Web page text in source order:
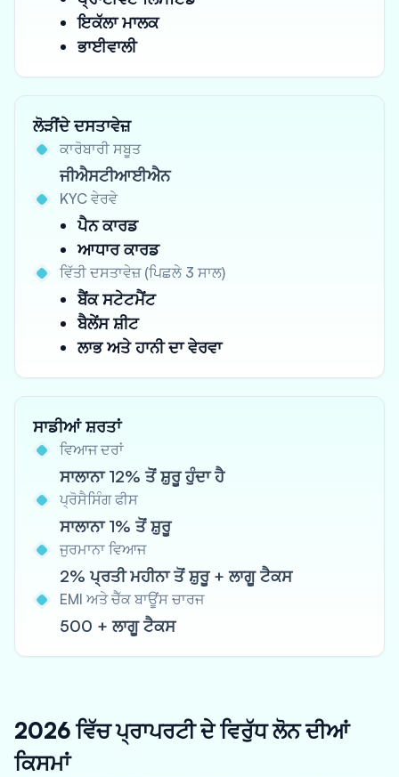
ਇਕੱਲਾ ਮਾਲਕ
ਭਾਈਵਾਲੀ
ਲੋੜੀਂਦੇ ਦਸਤਾਵੇਜ਼
ਕਾਰੋਬਾਰੀ ਸਬੂਤ
ਜੀਐਸਟੀਆਈਐਨ
KYC ਵੇਰਵੇ
ਪੈਨ ਕਾਰਡ
ਆਧਾਰ ਕਾਰਡ
ਵਿੱਤੀ ਦਸਤਾਵੇਜ਼ (ਪਿਛਲੇ 3 ਸਾਲ)
ਬੈਂਕ ਸਟੇਟਮੈਂਟ
ਬੈਲੇਂਸ ਸ਼ੀਟ
ਲਾਭ ਅਤੇ ਹਾਨੀ ਦਾ ਵੇਰਵਾ
ਸਾਡੀਆਂ ਸ਼ਰਤਾਂ
ਵਿਆਜ ਦਰਾਂ
ਸਾਲਾਨਾ 12% ਤੋਂ ਸ਼ੁਰੂ ਹੁੰਦਾ ਹੈ
ਪ੍ਰੋਸੈਸਿੰਗ ਫੀਸ
ਸਾਲਾਨਾ 1% ਤੋਂ ਸ਼ੁਰੂ
ਜੁਰਮਾਨਾ ਵਿਆਜ
2% ਪ੍ਰਤੀ ਮਹੀਨਾ ਤੋਂ ਸ਼ੁਰੂ + ਲਾਗੂ ਟੈਕਸ
EMI ਅਤੇ ਚੈੱਕ ਬਾਊਂਸ ਚਾਰਜ
500 + ਲਾਗੂ ਟੈਕਸ
2026 ਵਿੱਚ ਪ੍ਰਾਪਰਟੀ ਦੇ ਵਿਰੁੱਧ ਲੋਨ ਦੀਆਂ
ਕਿਸਮਾਂ